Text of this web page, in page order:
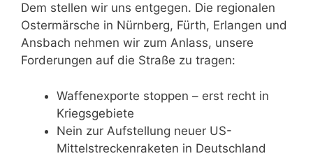
Dem stellen wir uns entgegen. Die regionalen
Ostermärsche in Nürnberg, Fürth, Erlangen und
Ansbach nehmen wir zum Anlass, unsere
Forderungen auf die Straße zu tragen:
Waffenexporte stoppen – erst recht in
Kriegsgebiete
Nein zur Aufstellung neuer US-
Mittelstreckenraketen in Deutschland